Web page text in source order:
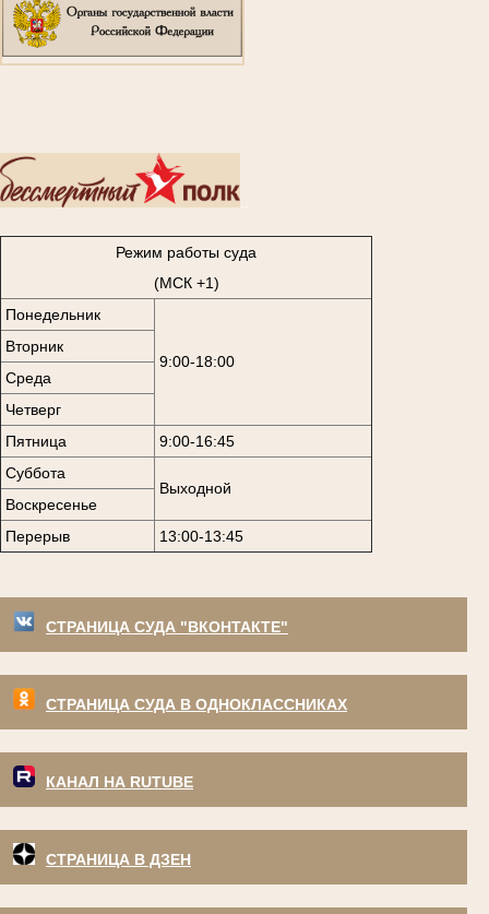
Режим работы суда
(МСК +1)
Понедельник
9:00-18:00
Вторник
Среда
Четверг
Пятница
9:00-16:45
Суббота
Выходной
Воскресенье
Перерыв
13:00-13:45
СТРАНИЦА СУДА "ВКОНТАКТЕ"
СТРАНИЦА СУДА В ОДНОКЛАССНИКАХ
КАНАЛ НА RUTUBE
СТРАНИЦА В ДЗЕН